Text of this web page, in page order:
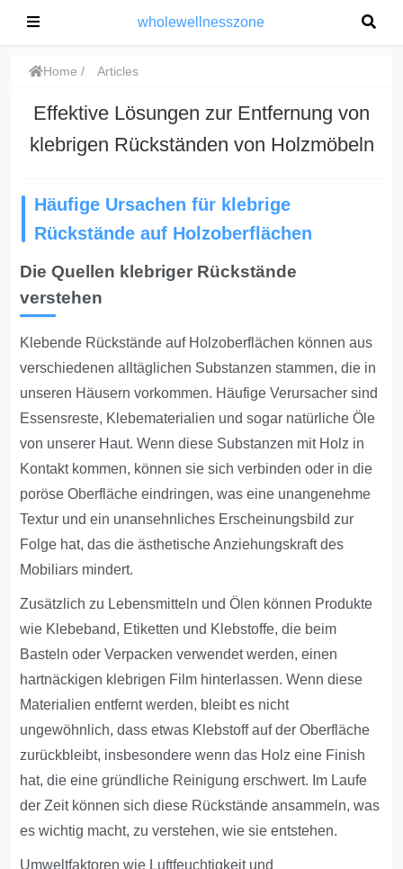
wholewellnesszone
Home Articles
Effektive Lösungen zur Entfernung von
klebrigen Rückständen von Holzmöbeln
Häufige Ursachen für klebrige
Rückstände auf Holzoberflächen
Die Quellen klebriger Rückstände
verstehen
Klebende Rückstände auf Holzoberflächen können aus
verschiedenen alltäglichen Substanzen stammen, die in
unseren Häusern vorkommen. Häufige Verursacher sind
Essensreste, Klebematerialien und sogar natürliche Öle
von unserer Haut. Wenn diese Substanzen mit Holz in
Kontakt kommen, können sie sich verbinden oder in die
poröse Oberfläche eindringen, was eine unangenehme
Textur und ein unansehnliches Erscheinungsbild zur
Folge hat, das die ästhetische Anziehungskraft des
Mobiliars mindert.
Zusätzlich zu Lebensmitteln und Ölen können Produkte
wie Klebeband, Etiketten und Klebstoffe, die beim
Basteln oder Verpacken verwendet werden, einen
hartnäckigen klebrigen Film hinterlassen. Wenn diese
Materialien entfernt werden, bleibt es nicht
ungewöhnlich, dass etwas Klebstoff auf der Oberfläche
zurückbleibt, insbesondere wenn das Holz eine Finish
hat, die eine gründliche Reinigung erschwert. Im Laufe
der Zeit können sich diese Rückstände ansammeln, was
es wichtig macht, zu verstehen, wie sie entstehen.
Umweltfaktoren wie Luftfeuchtigkeit und